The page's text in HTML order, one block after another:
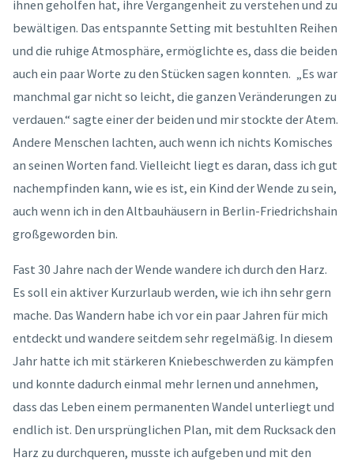
ihnen geholfen hat, ihre Vergangenheit zu verstehen und zu
bewältigen. Das entspannte Setting mit bestuhlten Reihen
und die ruhige Atmosphäre, ermöglichte es, dass die beiden
auch ein paar Worte zu den Stücken sagen konnten. „Es war
manchmal gar nicht so leicht, die ganzen Veränderungen zu
verdauen.“ sagte einer der beiden und mir stockte der Atem.
Andere Menschen lachten, auch wenn ich nichts Komisches
an seinen Worten fand. Vielleicht liegt es daran, dass ich gut
nachempfinden kann, wie es ist, ein Kind der Wende zu sein,
auch wenn ich in den Altbauhäusern in Berlin-Friedrichshain
großgeworden bin.
Fast 30 Jahre nach der Wende wandere ich durch den Harz.
Es soll ein aktiver Kurzurlaub werden, wie ich ihn sehr gern
mache. Das Wandern habe ich vor ein paar Jahren für mich
entdeckt und wandere seitdem sehr regelmäßig. In diesem
Jahr hatte ich mit stärkeren Kniebeschwerden zu kämpfen
und konnte dadurch einmal mehr lernen und annehmen,
dass das Leben einem permanenten Wandel unterliegt und
endlich ist. Den ursprünglichen Plan, mit dem Rucksack den
Harz zu durchqueren, musste ich aufgeben und mit den